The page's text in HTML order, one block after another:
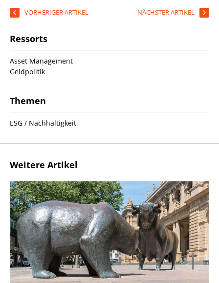
VORHERIGER ARTIKEL NÄCHSTER ARTIKEL
Ressorts
Asset Management
Geldpolitik
Themen
ESG / Nachhaltigkeit
Weitere Artikel